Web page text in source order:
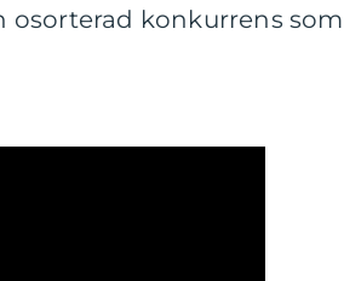
osorterad konkurrens som